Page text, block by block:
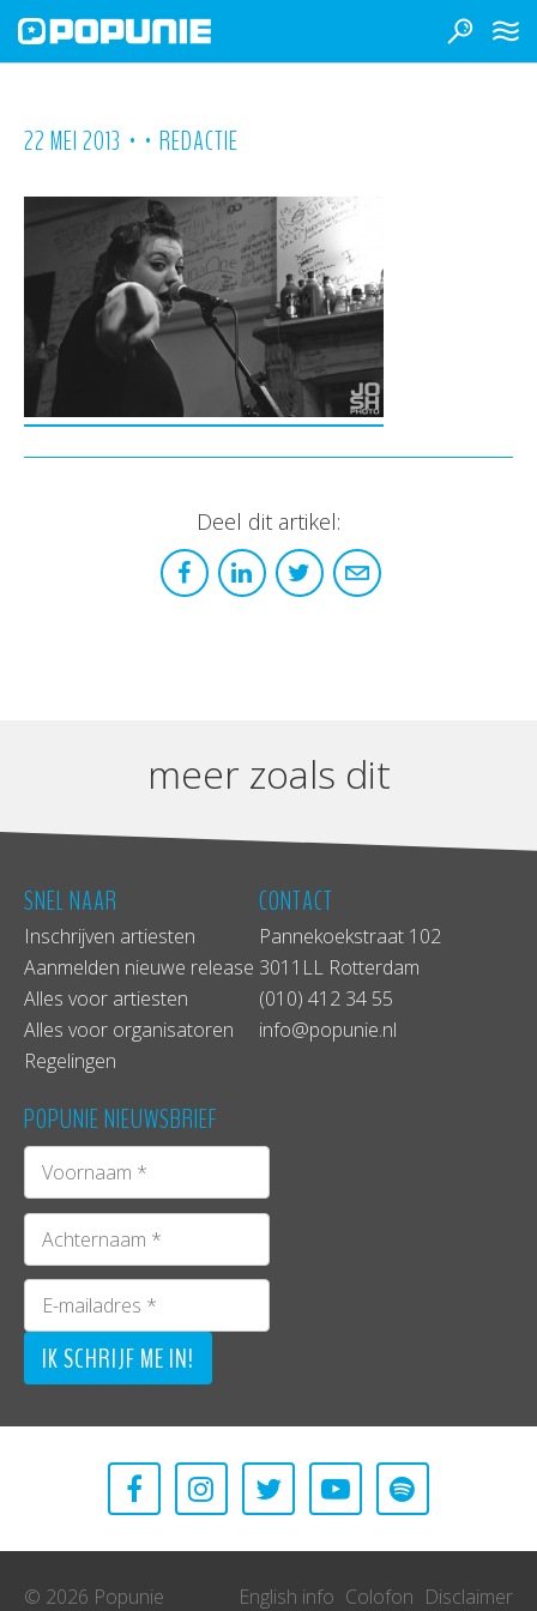
22 MEI 2013 • • REDACTIE
Deel dit artikel:
meer zoals dit
SNEL NAAR
Inschrijven artiesten
Aanmelden nieuwe release
Alles voor artiesten
Alles voor organisatoren
Regelingen
CONTACT
Pannekoekstraat 102
3011LL Rotterdam
(010) 412 34 55
info@popunie.nl
POPUNIE NIEUWSBRIEF
© 2026 Popunie English info Colofon Disclaimer